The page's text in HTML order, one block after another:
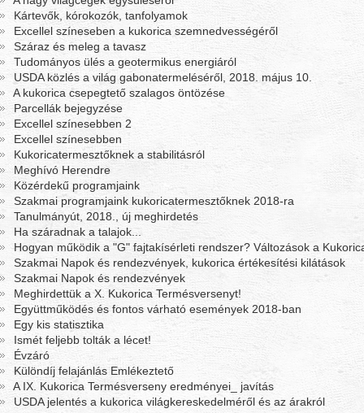
Kártevők, kórokozók, tanfolyamok
Excellel színeseben a kukorica szemnedvességéről
Száraz és meleg a tavasz
Tudományos ülés a geotermikus energiáról
USDA közlés a világ gabonatermeléséről, 2018. május 10.
A kukorica csepegtető szalagos öntözése
Parcellák bejegyzése
Excellel színesebben 2
Excellel színesebben
Kukoricatermesztőknek a stabilitásról
Meghívó Herendre
Közérdekű programjaink
Szakmai programjaink kukoricatermesztőknek 2018-ra
Tanulmányút, 2018., új meghirdetés
Ha száradnak a talajok...
Hogyan működik a "G" fajtakísérleti rendszer? Változások a
Szakmai Napok és rendezvények, kukorica értékesítési kilátások
Szakmai Napok és rendezvények
Meghirdettük a X. Kukorica Termésversenyt!
Együttműködés és fontos várható események 2018-ban
Egy kis statisztika
Ismét feljebb tolták a lécet!
Évzáró
Különdíj felajánlás Emlékeztető
A IX. Kukorica Termésverseny eredményei_ javítás
USDA jelentés a kukorica világkereskedelméről és az árakról